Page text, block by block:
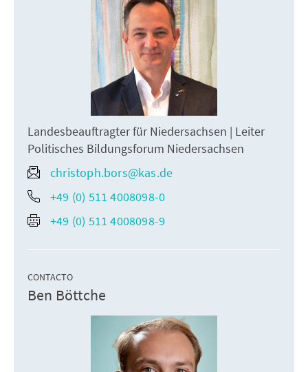
Landesbeauftragter für Niedersachsen | Leiter
Politisches Bildungsforum Niedersachsen
christoph.bors@kas.de
+49 (0) 511 4008098-0
+49 (0) 511 4008098-9
CONTACTO
Ben Böttche